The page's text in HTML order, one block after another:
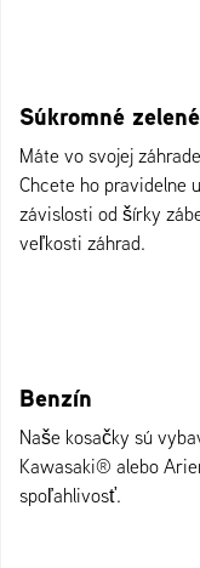
Súkromné
Máte vo svojej
Chcete ho pravidelne
závislosti od šírky
veľkosti záhrad.
Benzín
Naše kosačky sú
Kawasaki® alebo
spoľahlivosť.